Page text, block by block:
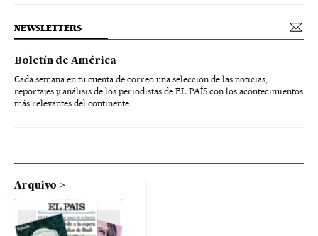
NEWSLETTERS
Boletín de América
Cada semana en tu cuenta de correo una selección de las noticias,
reportajes y análisis de los periodistas de EL PAÍS con los acontecimientos
más relevantes del continente.
Arquivo